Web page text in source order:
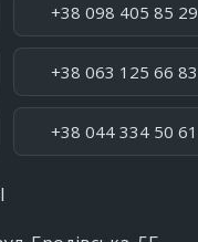
+38 098 405 85 29
+38 063 125 66 83
+38 044 334 50 61